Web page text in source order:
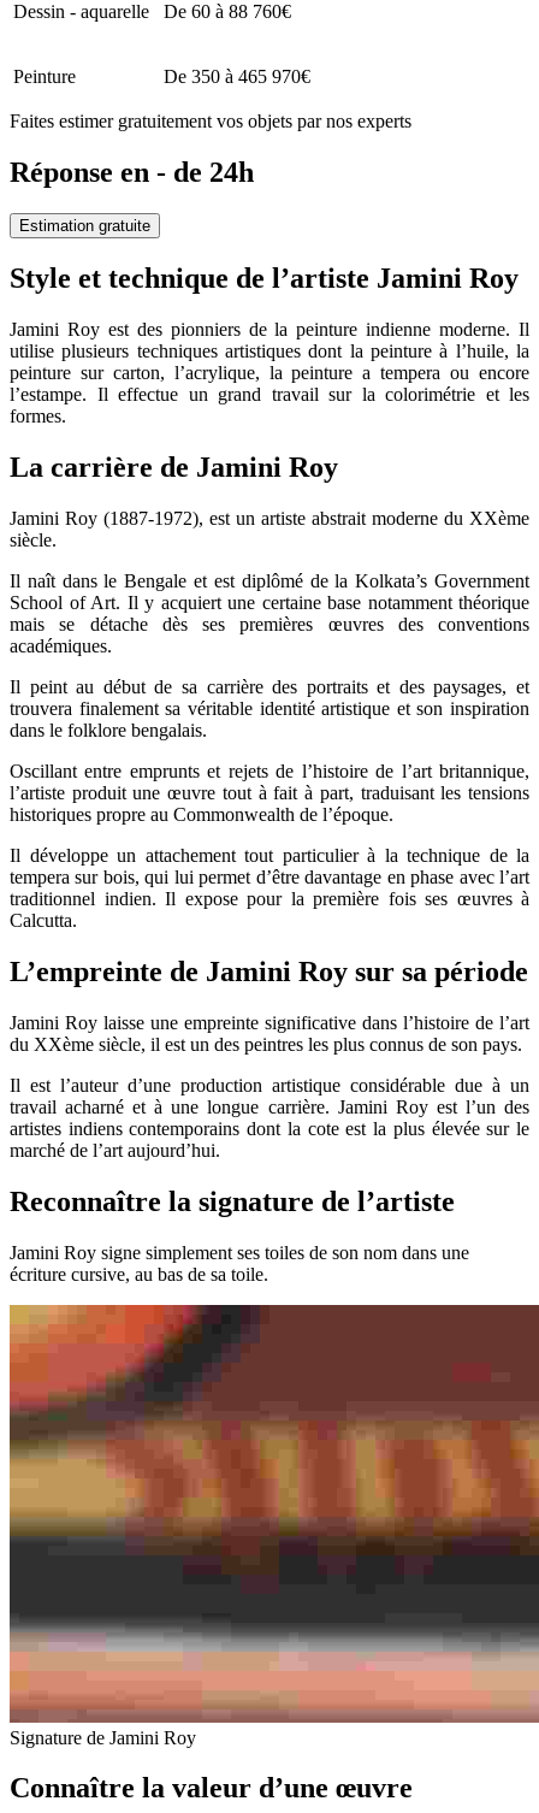
Dessin - aquarelle De 60 à 88 760€
Peinture De 350 à 465 970€
Faites estimer gratuitement vos objets par nos experts
Réponse en - de 24h
Estimation gratuite
Style et technique de l’artiste Jamini Roy
Jamini Roy est des pionniers de la peinture indienne moderne. Il
utilise plusieurs techniques artistiques dont la peinture à l’huile, la
peinture sur carton, l’acrylique, la peinture a tempera ou encore
l’estampe. Il effectue un grand travail sur la colorimétrie et les
formes.
La carrière de Jamini Roy
Jamini Roy (1887-1972), est un artiste abstrait moderne du XXème
siècle.
Il naît dans le Bengale et est diplômé de la Kolkata’s Government
School of Art. Il y acquiert une certaine base notamment théorique
mais se détache dès ses premières œuvres des conventions
académiques.
Il peint au début de sa carrière des portraits et des paysages, et
trouvera finalement sa véritable identité artistique et son inspiration
dans le folklore bengalais.
Oscillant entre emprunts et rejets de l’histoire de l’art britannique,
l’artiste produit une œuvre tout à fait à part, traduisant les tensions
historiques propre au Commonwealth de l’époque.
Il développe un attachement tout particulier à la technique de la
tempera sur bois, qui lui permet d’être davantage en phase avec l’art
traditionnel indien. Il expose pour la première fois ses œuvres à
Calcutta.
L’empreinte de Jamini Roy sur sa période
Jamini Roy laisse une empreinte significative dans l’histoire de l’art
du XXème siècle, il est un des peintres les plus connus de son pays.
Il est l’auteur d’une production artistique considérable due à un
travail acharné et à une longue carrière. Jamini Roy est l’un des
artistes indiens contemporains dont la cote est la plus élevée sur le
marché de l’art aujourd’hui.
Reconnaître la signature de l’artiste
Jamini Roy signe simplement ses toiles de son nom dans une
écriture cursive, au bas de sa toile.
Signature de Jamini Roy
Connaître la valeur d’une œuvre